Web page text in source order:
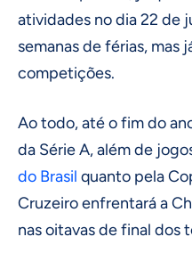
atividades no dia 22 de
semanas de férias, mas
competições.
Ao todo, até o fim do
da Série A, além de
do Brasil quanto pela
Cruzeiro enfrentará a
nas oitavas de final dos